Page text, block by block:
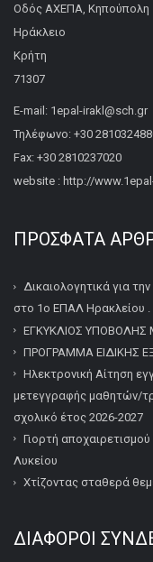
Οδός ΑΧΕΠΑ, Κηπούπολη
Ηράκλειο
Κρήτη
71307
E-mail: 1epal-irakl@sch.gr
Τηλέφωνο: +30
Fax: +30 2810237020
website : http://
ΠΡΌΣΦΑΤΑ
Δικαιολογητικά για
στο 1ο ΕΠΑΛ Ηρακλείου .
ΕΓΚΥΚΛΙΟΣ ΥΠΟΒΟΛΗΣ
ΠΡΟΓΡΑΜΜΑ ΕΙΔΙΚΗΣ
Ηλεκτρονική Αίτηση
μετεγγραφής μαθητών/
σχολικό έτος 2026-2027
Γιορτή
Λυκείου
Χτίζοντας σταθερά
ΔΙΆΦΟΡΟΙ